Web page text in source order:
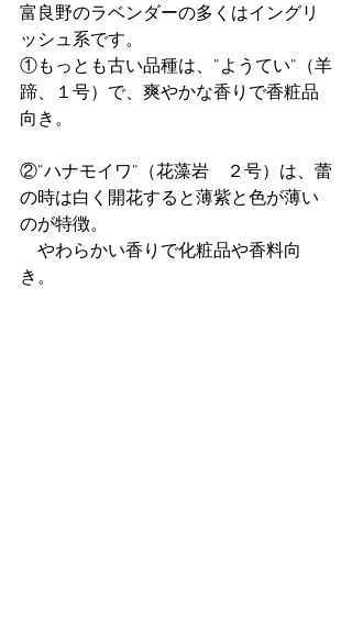
富良野のラベンダーの多くはイングリ
ッシュ系です。
①もっとも古い品種は、”ようてい”（羊
蹄、１号）で、爽やかな香りで香粧品
向き。
②”ハナモイワ”（花藻岩　２号）は、蕾
の時は白く開花すると薄紫と色が薄い
のが特徴。
やわらかい香りで化粧品や香料向
き。